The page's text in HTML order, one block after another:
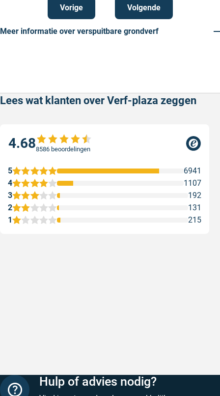
Vorige Volgende
Meer informatie over verspuitbare grondverf
Lees wat klanten over Verf-plaza zeggen
4.688586 beoordelingen
1 215
2 131
3 192
4 1107
5 6941
Hulp of advies nodig?